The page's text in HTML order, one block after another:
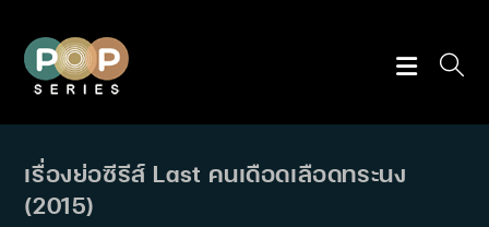
content
เรื่องย่อซีรีส์ Last คนเดือดเลือดทระนง
(2015)